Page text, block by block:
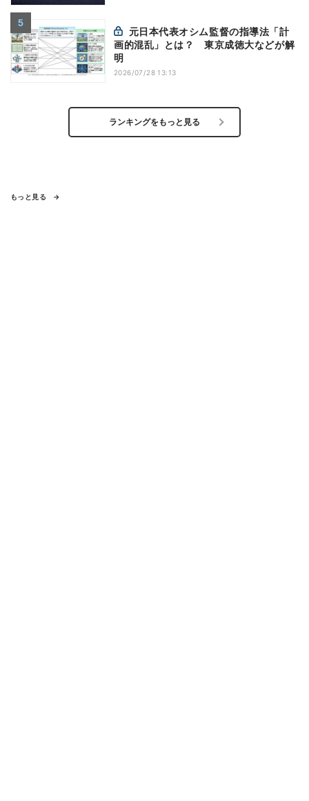
画的混乱」とは？ 東京成徳大などが解
明
2026/07/28 13:13
ランキングをもっと見る
もっと見る